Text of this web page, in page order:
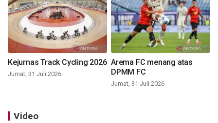
Kejurnas Track Cycling 2026
Jumat, 31 Juli 2026
Arema FC menang atas
DPMM FC
Jumat, 31 Juli 2026
Video